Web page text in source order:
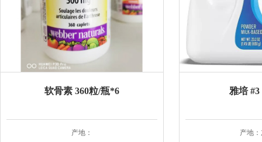
软骨素 360粒/瓶*6
产地：
雅培 #3
产地